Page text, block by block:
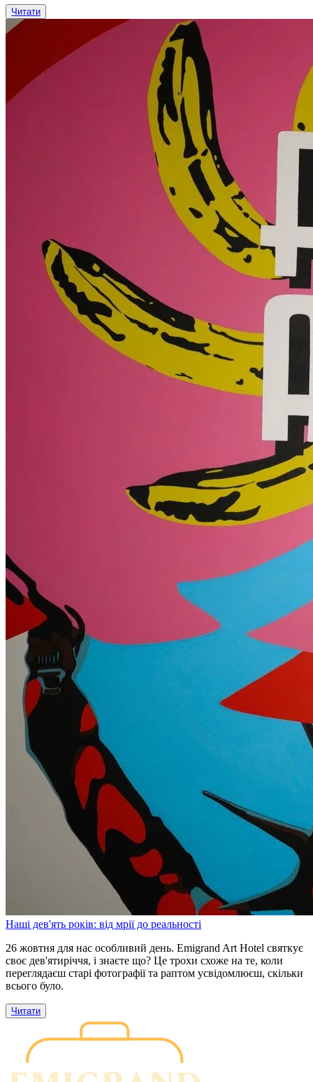
Читати
Наші дев'ять років: від мрії до реальності
26 жовтня для нас особливий день. Emigrand Art Hotel святкує
своє дев'ятиріччя, і знаєте що? Це трохи схоже на те, коли
переглядаєш старі фотографії та раптом усвідомлюєш, скільки
всього було.
Читати